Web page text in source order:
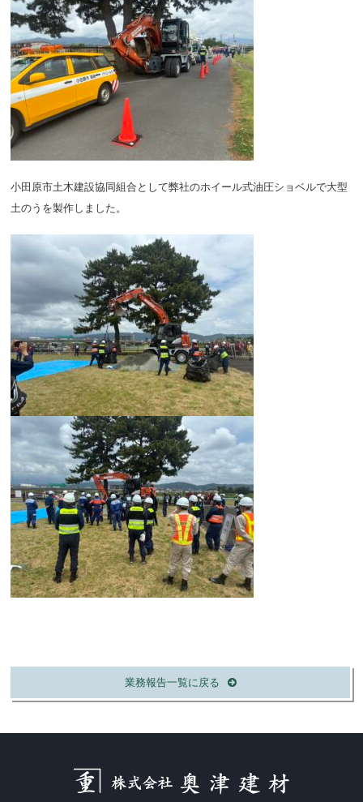
小田原市土木建設協同組合として弊社のホイール式油圧ショベルで大型
土のうを製作しました。
業務報告一覧に戻る